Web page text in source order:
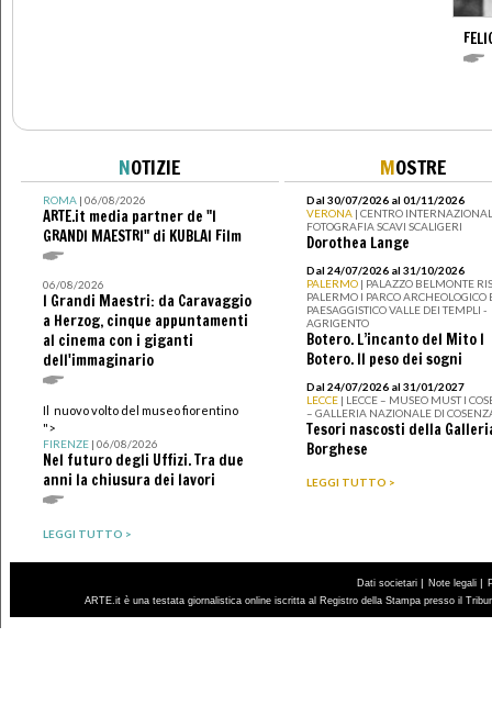
NOTIZIE
ROMA| 06/08/2026
ARTE.it media partner de "I
GRANDI MAESTRI" di KUBLAI Film
06/08/2026
I Grandi Maestri: da Caravaggio
a Herzog, cinque appuntamenti
al cinema con i giganti
dell'immaginario
Il nuovo volto del museo fiorentino
">
FIRENZE| 06/08/2026
Nel futuro degli Uffizi. Tra due
anni la chiusura dei lavori
LEGGI TUTTO >
MOSTRE
Dal 30/07/2026 al 01/11/2026
VERONA | CENTRO
FOTOGRAFIA SCAVI SCALIGERI
Dorothea Lange
Dal 24/07/2026 al 31/10/2026
PALERMO | PALAZZO BELMONTE
PALERMO I PARCO ARCHEOLOGICO
PAESAGGISTICO VALLE DEI TEMPLI -
AGRIGENTO
Botero. L’incanto del Mito I
Botero. Il peso dei sogni
Dal 24/07/2026 al 31/01/2027
LECCE | LECCE – MUSEO MUST I
– GALLERIA NAZIONALE DI
Tesori nascosti della
Borghese
LEGGI TUTTO >
Dati societari | Note legali |
ARTE.it è una testata giornalistica online iscritta al Registro della Stampa presso il